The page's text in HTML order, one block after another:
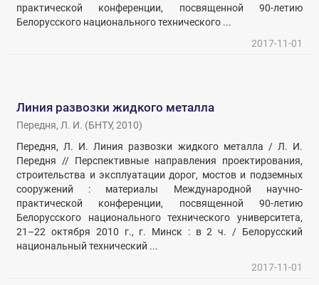
практической конференции, посвященной 90-летию
Белорусского национального технического ...
2017-11-01
Линия развозки жидкого металла
Передня, Л. И. (БНТУ,2010)
Передня, Л. И. Линия развозки жидкого металла / Л. И.
Передня // Перспективные направления проектирования,
строительства и эксплуатации дорог, мостов и подземных
сооружений : материалы Международной научно-
практической конференции, посвященной 90-летию
Белорусского национального технического университета,
21–22 октября 2010 г., г. Минск : в 2 ч. / Белорусский
национальный технический ...
2017-11-01